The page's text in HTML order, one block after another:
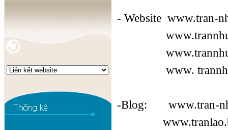
- Websitewww.tran-
www.
-Blog: www.tran-